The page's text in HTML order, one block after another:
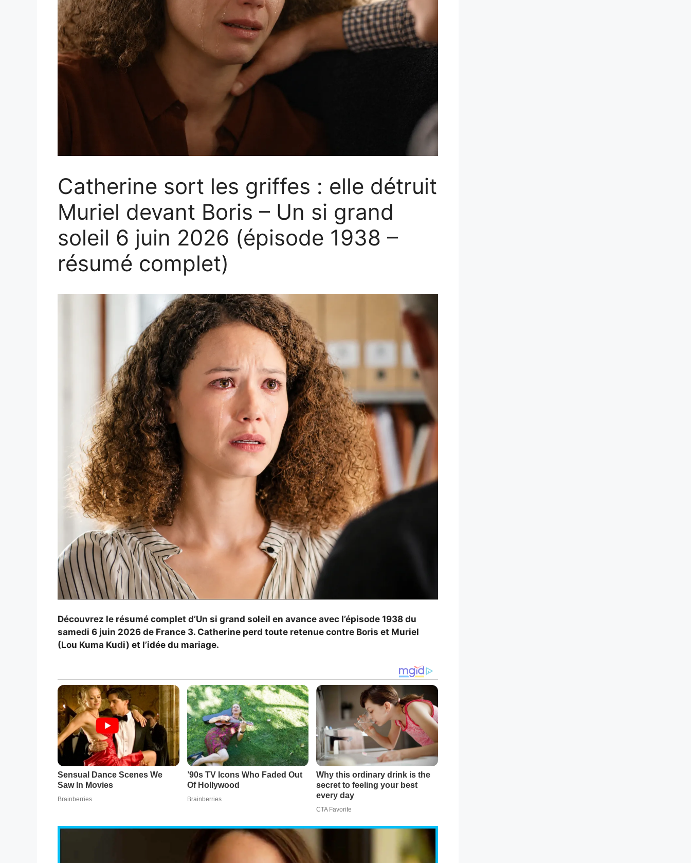
Catherine sort les griffes : elle détruit
Muriel devant Boris – Un si grand
soleil 6 juin 2026 (épisode 1938 –
résumé complet)
Découvrez le résumé complet d’Un si grand soleil en avance avec l’épisode 1938 du
samedi 6 juin 2026 de France 3. Catherine perd toute retenue contre Boris et Muriel
(Lou Kuma Kudi) et l’idée du mariage.